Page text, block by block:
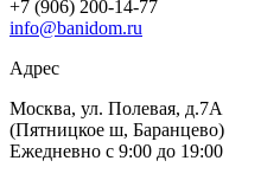
+7 (906) 200-14-77
info@banidom.ru
Адрес
Москва, ул. Полевая, д.7А
(Пятницкое ш, Баранцево)
Ежедневно с 9:00 до 19:00